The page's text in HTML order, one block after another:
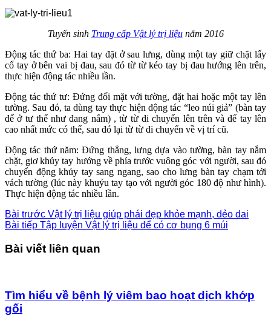
Tuyển sinh Trung cấp Vật lý trị liệunăm 2016
Động tác thứ ba: Hai tay đặt ở sau lưng, dùng một tay giữ chặt lấy
cổ tay ở bên vai bị đau, sau đó từ từ kéo tay bị đau hướng lên trên,
thực hiện động tác nhiều lần.
Động tác thứ tư: Đứng đối mặt với tường, đặt hai hoặc một tay lên
tường. Sau đó, ta dùng tay thực hiện động tác “leo núi giả” (bàn tay
để ở tư thế như đang nắm) , từ từ di chuyển lên trên và để tay lên
cao nhất mức có thể, sau đó lại từ từ di chuyển về vị trí cũ.
Động tác thứ năm: Đứng thẳng, lưng dựa vào tường, bàn tay nắm
chặt, giơ khủy tay hướng về phía trước vuông góc với người, sau đó
chuyển động khủy tay sang ngang, sao cho lưng bàn tay chạm tới
vách tường (lúc này khuỷu tay tạo với người góc 180 độ như hình).
Thực hiện động tác nhiều lần.
Bài trước Vật lý trị liệu giúp phái đẹp khỏe mạnh, dẻo dai
Bài tiếp Tập luyện Vật lý trị liệu để có cơ bụng 6 múi
Bài viết liên quan
Tìm hiểu về bệnh lý viêm bao hoạt dịch khớp
gối